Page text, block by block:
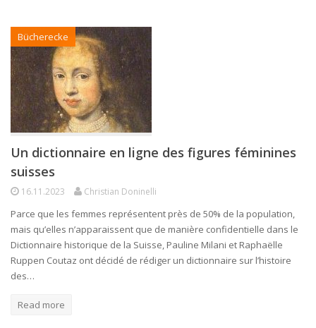
Bücherecke
Un dictionnaire en ligne des figures féminines
suisses
16.11.2023 Christian Doninelli
Parce que les femmes représentent près de 50% de la population,
mais qu’elles n’apparaissent que de manière confidentielle dans le
Dictionnaire historique de la Suisse, Pauline Milani et Raphaëlle
Ruppen Coutaz ont décidé de rédiger un dictionnaire sur l’histoire
des…
Read more